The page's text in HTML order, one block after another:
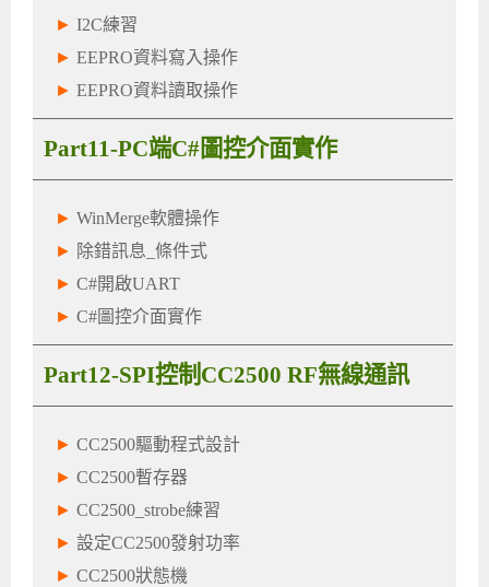
► I2C練習
► EEPRO資料寫入操作
► EEPRO資料讀取操作
Part11-PC端C#圖控介面實作
► WinMerge軟體操作
► 除錯訊息_條件式
► C#開啟UART
► C#圖控介面實作
Part12-SPI控制CC2500 RF無線通訊
► CC2500驅動程式設計
► CC2500暫存器
► CC2500_strobe練習
► 設定CC2500發射功率
► CC2500狀態機